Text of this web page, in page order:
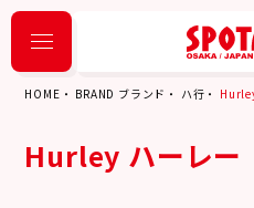
HOME BRAND ブランド ハ行
Hurley ハーレー